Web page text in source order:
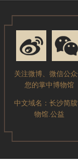
关注微博、微信公
您的掌中博物馆
中文域名： 长沙简
物馆.公益